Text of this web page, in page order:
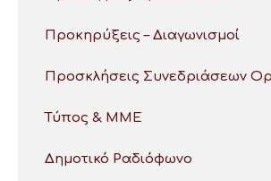
Προκηρύξεις – Διαγωνισμοί
Προσκλήσεις Συνεδριάσεων
Τύπος & ΜΜΕ
Δημοτικό Ραδιόφωνο